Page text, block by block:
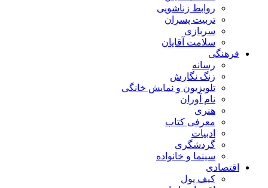
روابط زناشویی
تربیت پسران
سربازی
سلامت آقایان
فرهنگی
رسانه
زنگ نگارش
تلویزیون و نمایش خانگی
نام آوران
هنری
معرفی کتاب
ادبیات
گردشگری
سینما و خانواده
اقتصادی
کیف پول